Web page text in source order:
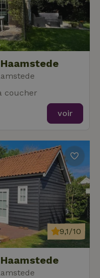
coucher
voir
9,1/10